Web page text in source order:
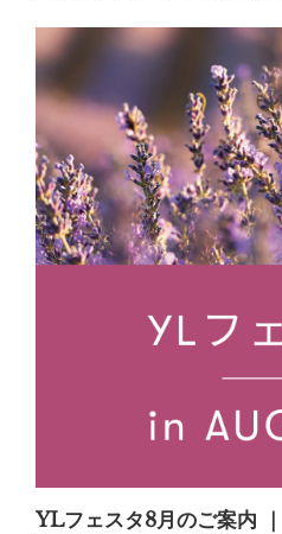
YLフェスタ8月のご案内